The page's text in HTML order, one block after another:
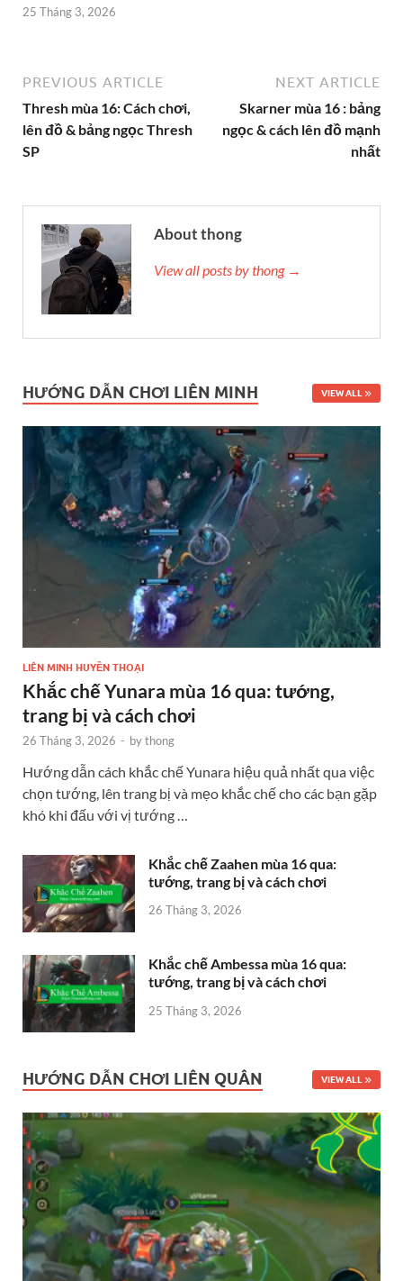
25 Tháng 3, 2026
PREVIOUS ARTICLE
Thresh mùa 16: Cách chơi,
lên đồ & bảng ngọc Thresh
SP
NEXT ARTICLE
Skarner mùa 16 : bảng
ngọc & cách lên đồ mạnh
nhất
About thong
View all posts by thong →
HƯỚNG DẪN CHƠI LIÊN MINH VIEW ALL
LIÊN MINH HUYỀN THOẠI
Khắc chế Yunara mùa 16 qua: tướng,
trang bị và cách chơi
26 Tháng 3, 2026 - bythong
Hướng dẫn cách khắc chế Yunara hiệu quả nhất qua việc
chọn tướng, lên trang bị và mẹo khắc chế cho các bạn gặp
khó khi đấu với vị tướng …
Khắc chế Zaahen mùa 16 qua:
tướng, trang bị và cách chơi
26 Tháng 3, 2026
Khắc chế Ambessa mùa 16 qua:
tướng, trang bị và cách chơi
25 Tháng 3, 2026
HƯỚNG DẪN CHƠI LIÊN QUÂN VIEW ALL